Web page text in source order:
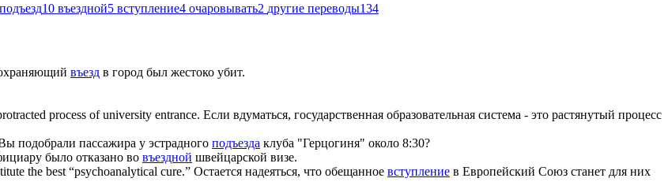
подъезд10 въездной5 вступление4 очаровывать2 другие переводы134
въезд в город был жестоко убит.
process of university entrance. Если вдуматься, государственная образовательная система - это растянутый процесс
подобрали пассажира у эстрадного подъезда клуба "Герцогиня" около 8:30?
было отказано во въездной швейцарской визе.
the best “psychoanalytical cure.” Остается надеяться, что обещанное вступление в Европейский Союз станет для них